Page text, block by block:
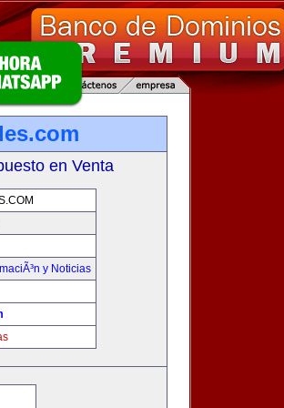
en Venta
y Noticias